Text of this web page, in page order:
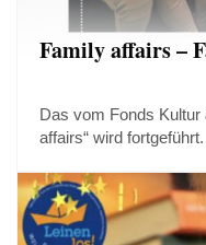
Family affairs –
Das vom Fonds Kultur
affairs“ wird fortgeführt.